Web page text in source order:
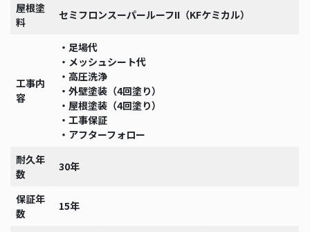
屋根塗
料
セミフロンスーパールーフII（KFケミカル）
工事内
容
・足場代
・メッシュシート代
・高圧洗浄
・外壁塗装（4回塗り）
・屋根塗装（4回塗り）
・工事保証
・アフターフォロー
耐久年
数
30年
保証年
数
15年